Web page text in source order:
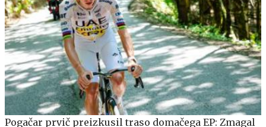
Pogačar prvič preizkusil traso domačega EP: Zmagal